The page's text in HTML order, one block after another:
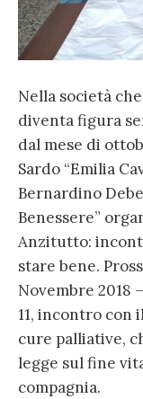
Nella società
diventa figura
dal mese di
Sardo “Emilia
Bernardino
Benessere”
Anzitutto:
stare bene.
Novembre 2018
11, incontro con
cure palliative,
legge sul fine
compagnia.